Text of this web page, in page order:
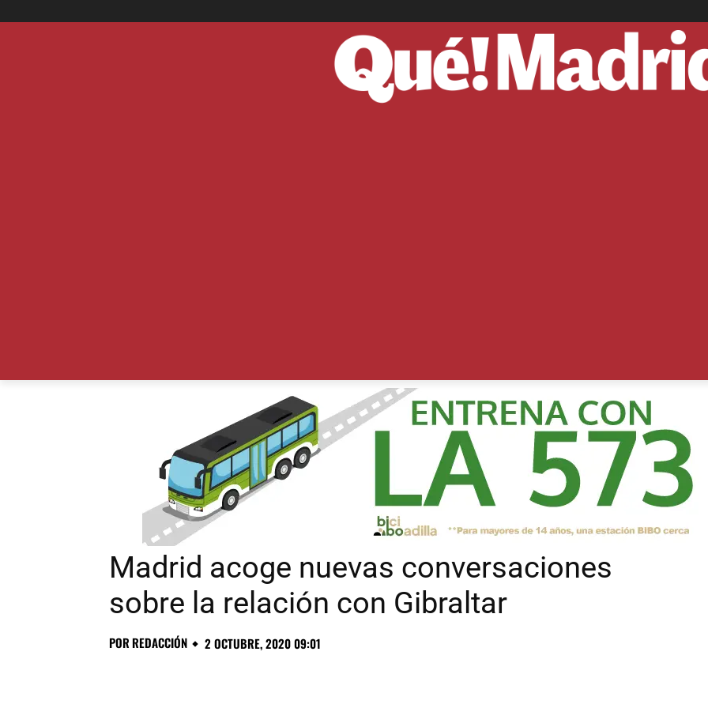
Madrid acoge nuevas conversaciones
sobre la relación con Gibraltar
PORREDACCIÓN 2 OCTUBRE, 2020 09:01